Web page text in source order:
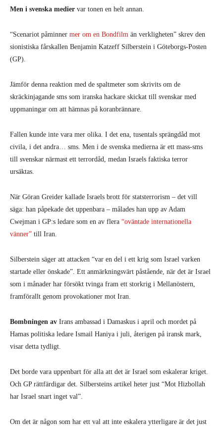
Men i svenska medier var tonen en helt annan.
“Scenariot påminner mer om en Bondfilm än verkligheten” skrev den
sionistiska fårskallen Benjamin Katzeff Silberstein i Göteborgs-Posten
(GP).
Jämför denna reaktion med de spaltmeter som skrivits om de
skräckinjagande sms som iranska hackare skickat till svenskar med
uppmaningar om att hämnas på koranbrännare.
Fallen kunde inte vara mer olika. I det ena, tusentals sprängdåd mot
civila, i det andra… sms. Men i de svenska medierna är ett mass-sms
till svenskar närmast ett terrordåd, medan Israels faktiska terror
ursäktas.
När Göran Greider kallade Israels brott för statsterrorism – det vill
säga: han påpekade det uppenbara – målades han upp av Adam
Cwejman i GP:s ledare som en av flera “oväntade internationella
vänner” till Iran.
Silberstein säger att attacken “var en del i ett krig som Israel varken
startade eller önskade”. Ett anmärkningsvärt påstående, när det är Israel
som i månader har försökt tvinga fram ett storkrig i Mellanöstern,
framförallt genom provokationer mot Iran.
Bombningen av Irans ambassad i Damaskus i april och mordet på
Hamas politiska ledare Ismail Haniya i juli, återigen på iransk mark,
visar detta tydligt.
Det borde vara uppenbart för alla att det är Israel som eskalerar kriget.
Och GP rättfärdigar det. Silbersteins artikel heter just “Mot Hizbollah
har Israel snart inget val”.
Om det är någon som har ett val att inte eskalera ytterligare är det just